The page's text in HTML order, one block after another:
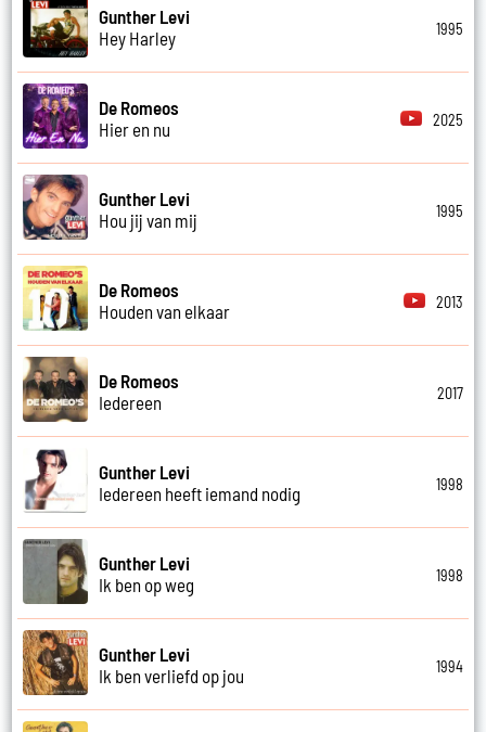
Gunther Levi
Hey Harley
1995
De Romeos
Hier en nu
2025
Gunther Levi
Hou jij van mij
1995
De Romeos
Houden van elkaar
2013
De Romeos
Iedereen
2017
Gunther Levi
Iedereen heeft iemand nodig
1998
Gunther Levi
Ik ben op weg
1998
Gunther Levi
Ik ben verliefd op jou
1994